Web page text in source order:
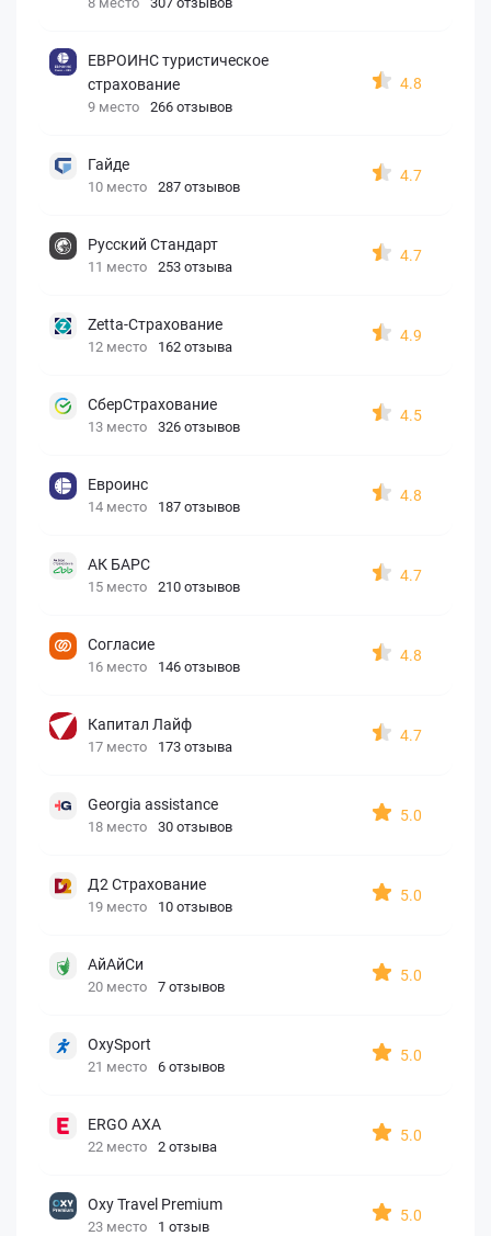
ЕВРОИНС туристическое
страхование
9 место 266 отзывов
4.8
Гайде
10 место 287 отзывов
4.7
Русский Стандарт
11 место 253 отзыва
4.7
Zetta-Страхование
12 место 162 отзыва
4.9
СберСтрахование
13 место 326 отзывов
4.5
Евроинс
14 место 187 отзывов
4.8
АК БАРС
15 место 210 отзывов
4.7
Согласие
16 место 146 отзывов
4.8
Капитал Лайф
17 место 173 отзыва
4.7
Georgia assistance
18 место 30 отзывов
5.0
Д2 Страхование
19 место 10 отзывов
5.0
АйАйСи
20 место 7 отзывов
5.0
OxySport
21 место 6 отзывов
5.0
ERGO AXA
22 место 2 отзыва
5.0
Oxy Travel Premium
23 место 1 отзыв
5.0